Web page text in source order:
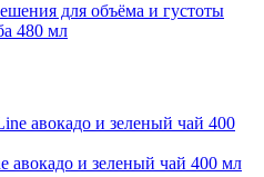
для объёма и густоты
480 мл
авокадо и зеленый чай 400 мл